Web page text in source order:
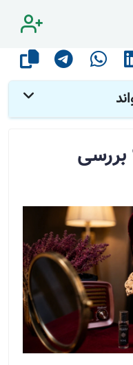
بررسی خواص سرمه چشم